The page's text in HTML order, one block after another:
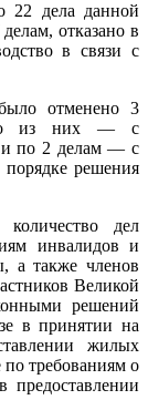
22 дела данной
отказано в
в связи с
отменено 3
из них — с
и по 2 делам — с
решения
дел
инвалидов и
а также членов
Великой
решений
в принятии на
жилых
по требованиям о
предоставлении